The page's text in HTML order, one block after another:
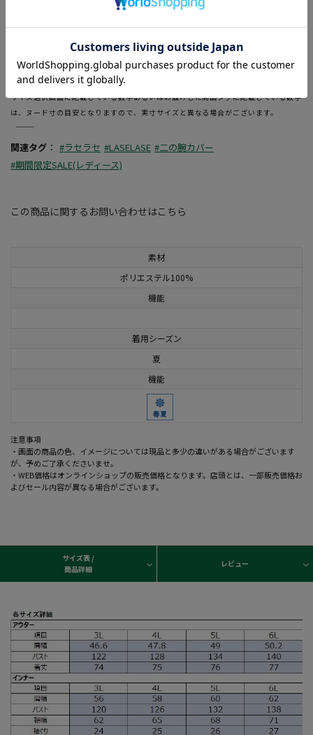
素材
ポリエステル100%
機能
着用シーズン
夏
機能
注意事項
・画面の商品の色、イメージについては現品と多少の違いがある場合がございます
が、予めご了承くださいませ。
・WEB価格はオンラインショップの販売価格となります。店頭とは、一部販売価格お
よびセール内容が異なる場合がございます。
・Vネックのジップベストです。
・インナーは冷感素材です。
―――――――――――――――――――――――
当ページのサイズ表に記載している数字は、商品の実寸サイズとなります。
サイズ選択画面に記載している数字あるいはお届けした商品タグに記載している数字
は、ヌード寸の目安となりますので、実寸サイズと異なる場合がございます。
―――――――――――――――――――――――
関連タグ ： #ラセラセ #LASELASE #二の腕カバー
#期間限定SALE(レディース)
この商品に関するお問い合わせはこちら
サイズ表 /
商品詳細
レビュー